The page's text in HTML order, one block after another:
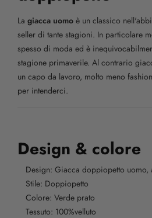
La giacca uomo è un classico
seller di tante stagioni. In particolare
spesso di moda ed è
stagione primaverile. Al contrario
un capo da lavoro, molto meno
per intenderci.
Design & colore
Design: Giacca doppiopetto uomo,
Stile: Doppiopetto
Colore: Verde prato
Tessuto: 100%velluto